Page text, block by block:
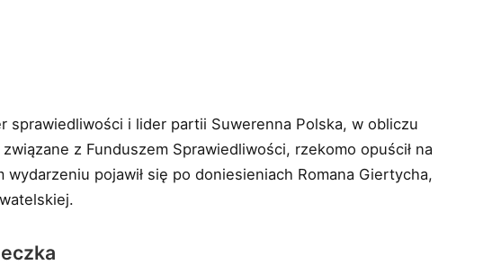
sprawiedliwości i lider partii Suwerenna Polska, w obliczu
z Funduszem Sprawiedliwości, rzekomo opuścił na
wydarzeniu pojawił się po doniesieniach Romana Giertycha,